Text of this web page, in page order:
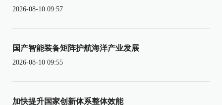
2026-08-10 09:57
国产智能装备矩阵护航海洋产业发展
2026-08-10 09:55
加快提升国家创新体系整体效能